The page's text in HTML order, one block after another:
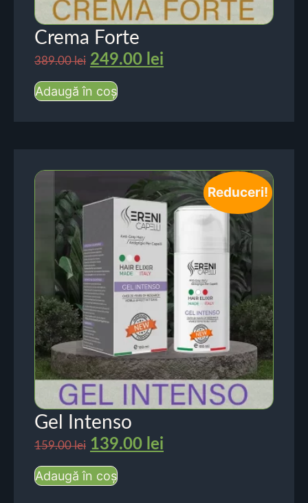
Crema Forte
389.00lei 249.00 lei
Adaugă în coș
Reduceri!
Gel Intenso
159.00lei 139.00 lei
Adaugă în coș